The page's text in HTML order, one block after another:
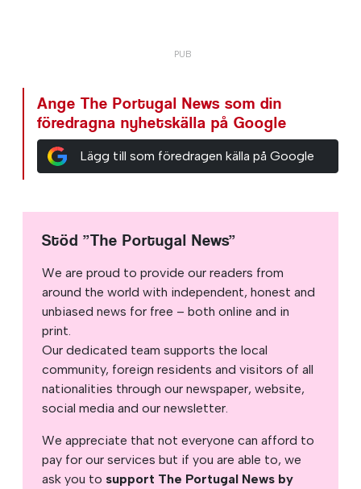
Ange The Portugal News som din
föredragna nyhetskälla på Google
Lägg till som föredragen källa på Google
Stöd ”The Portugal News”
We are proud to provide our readers from
around the world with independent, honest and
unbiased news for free – both online and in
print.
Our dedicated team supports the local
community, foreign residents and visitors of all
nationalities through our newspaper, website,
social media and our newsletter.
We appreciate that not everyone can afford to
pay for our services but if you are able to, we
ask you to support The Portugal News by